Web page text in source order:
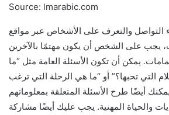
Source: lmarabic.com
التواصل والتعرف على الأشخاص عبر مواقع
يجب على الشخص أن يكون مهتمًا بالآخرين
يمكن أن تكون الأسئلة العامة مثل “ما
التي تحبها؟” أو “ما هي الرحلة التي ترغب
أيضًا طرح الأسئلة المتعلقة بمعلوماتهم
والحياة المهنية. يجب عليك أيضًا مشاركة